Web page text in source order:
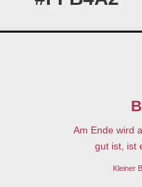
Am Ende wird
gut ist, ist
Kleiner